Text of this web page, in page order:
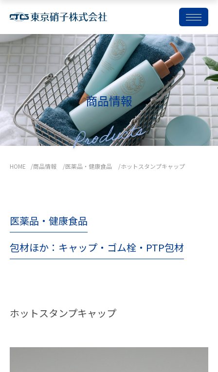
コ
テ
ン
ツ
を
ス
キ
商品情報
HOME 商品情報 医薬品・健康食品 ホットスタンプキャップ
医薬品・健康食品
包材ほか：キャップ・ゴム栓・PTP包材
ホットスタンプキャップ